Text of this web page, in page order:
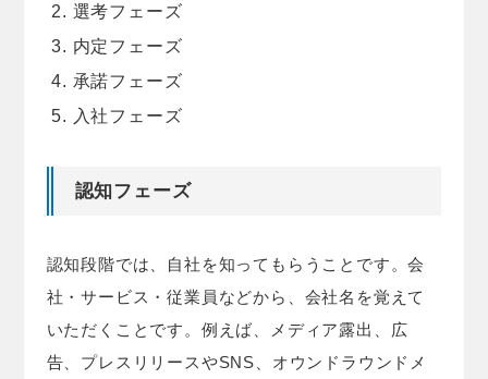
選考フェーズ
内定フェーズ
承諾フェーズ
入社フェーズ
認知フェーズ
認知段階では、自社を知ってもらうことです。会
社・サービス・従業員などから、会社名を覚えて
いただくことです。例えば、メディア露出、広
告、プレスリリースやSNS、オウンドラウンドメ